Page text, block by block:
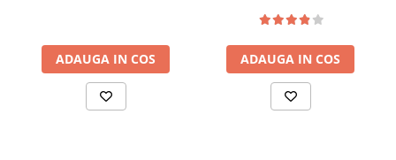
Produse Hotwav
Telefoane Mobile Hotwav
Produse Unihertz
ADAUGA IN COS ADAUGA IN COS